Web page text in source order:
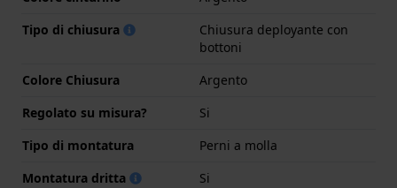
Tipo di chiusura
Chiusura deployante con
bottoni
Colore Chiusura
Argento
Regolato su misura?
Si
Tipo di montatura
Perni a molla
Montatura dritta
Si